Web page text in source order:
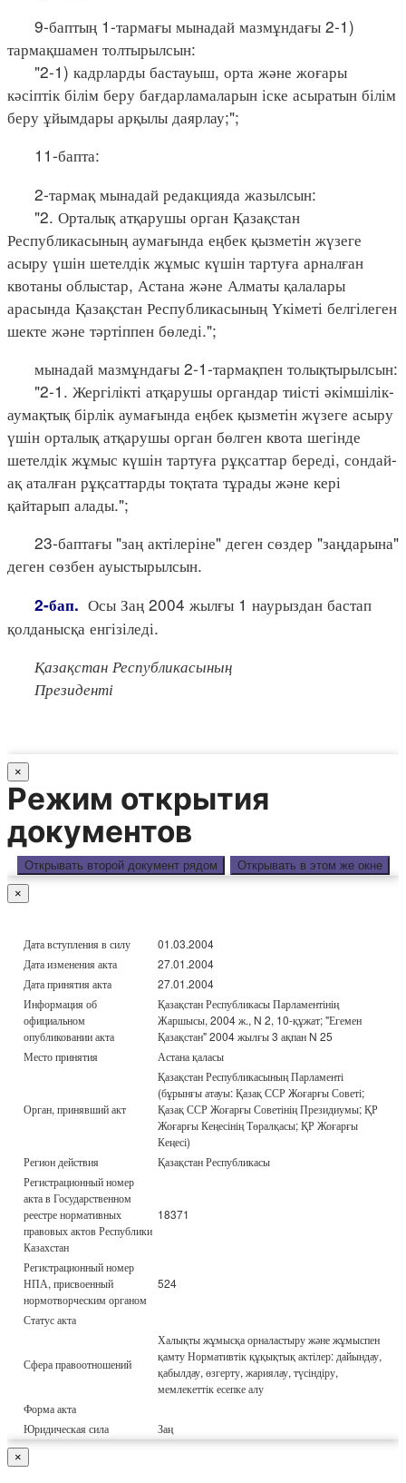
9-баптың 1-тармағы мынадай мазмұндағы 2-1)
тармақшамен толтырылсын:
"2-1) кадрларды бастауыш, орта және жоғары
кәсіптік білім беру бағдарламаларын іске асыратын білім
беру ұйымдары арқылы даярлау;";
11-бапта:
2-тармақ мынадай редакцияда жазылсын:
"2. Орталық атқарушы орган Қазақстан
Республикасының аумағында еңбек қызметін жүзеге
асыру үшін шетелдік жұмыс күшін тартуға арналған
квотаны облыстар, Астана және Алматы қалалары
арасында Қазақстан Республикасының Үкіметі белгілеген
шекте және тәртіппен бөледі.";
мынадай мазмұндағы 2-1-тармақпен толықтырылсын:
"2-1. Жергілікті атқарушы органдар тиісті әкімшілік-
аумақтық бірлік аумағында еңбек қызметін жүзеге асыру
үшін орталық атқарушы орган бөлген квота шегінде
шетелдік жұмыс күшін тартуға рұқсаттар береді, сондай-
ақ аталған рұқсаттарды тоқтата тұрады және кері
қайтарып алады.";
23-баптағы "заң актілеріне" деген сөздер "заңдарына"
деген сөзбен ауыстырылсын.
2-бап. Осы Заң 2004 жылғы 1 наурыздан бастап
қолданысқа енгізіледі.
Қазақстан Республикасының
Президенті
×
Режим открытия
документов
Открывать второй документ рядом Открывать в этом же окне
×
Дата вступления в силу
01.03.2004
Дата изменения акта
27.01.2004
Дата принятия акта
27.01.2004
Информация об
официальном
опубликовании акта
Қазақстан Республикасы Парламентінің
Жаршысы, 2004 ж., N 2, 10-құжат; "Егемен
Қазақстан" 2004 жылғы 3 ақпан N 25
Место принятия
Астана қаласы
Орган, принявший акт
Қазақстан Республикасының Парламенті
(бұрынғы атауы: Қазақ ССР Жоғарғы Советі;
Қазақ ССР Жоғарғы Советінің Президиумы; ҚР
Жоғарғы Кеңесінің Төралқасы; ҚР Жоғарғы
Кеңесі)
Регион действия
Қазақстан Республикасы
Регистрационный номер
акта в Государственном
реестре нормативных
правовых актов Республики
Казахстан
18371
Регистрационный номер
НПА, присвоенный
нормотворческим органом
524
Статус акта
Сфера правоотношений
Халықты жұмысқа орналастыру және жұмыспен
қамту Нормативтік құқықтық актілер: дайындау,
қабылдау, өзгерту, жариялау, түсіндіру,
мемлекеттік есепке алу
Форма акта
Юридическая сила
Заң
×